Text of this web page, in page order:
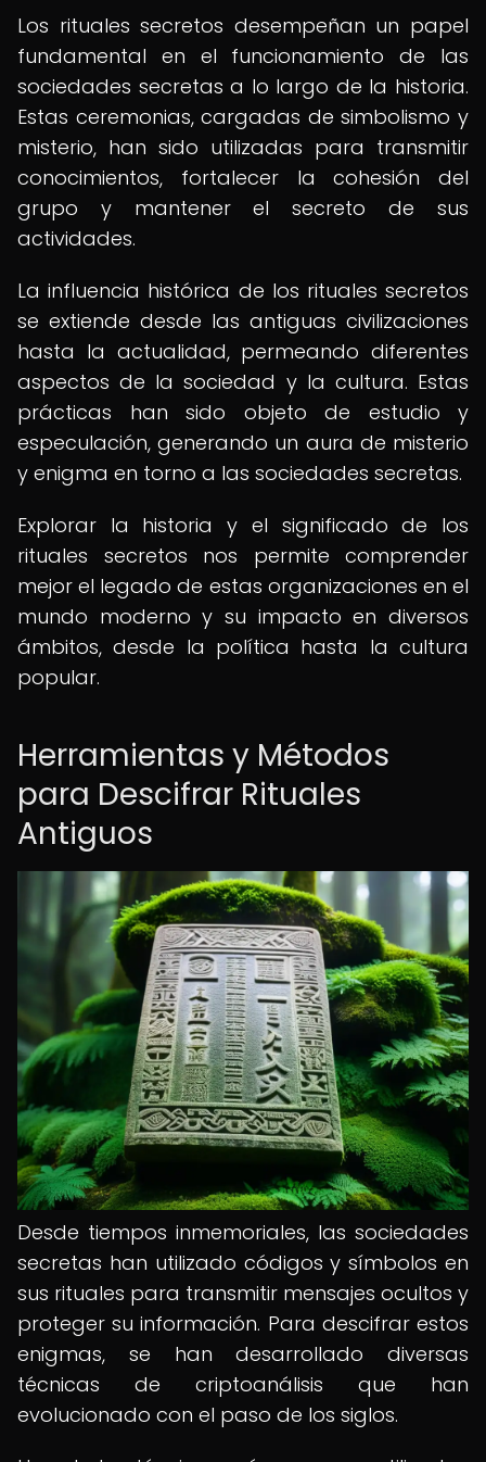
Los rituales secretos desempeñan un papel
fundamental en el funcionamiento de las
sociedades secretas a lo largo de la historia.
Estas ceremonias, cargadas de simbolismo y
misterio, han sido utilizadas para transmitir
conocimientos, fortalecer la cohesión del
grupo y mantener el secreto de sus
actividades.
La influencia histórica de los rituales secretos
se extiende desde las antiguas civilizaciones
hasta la actualidad, permeando diferentes
aspectos de la sociedad y la cultura. Estas
prácticas han sido objeto de estudio y
especulación, generando un aura de misterio
y enigma en torno a las sociedades secretas.
Explorar la historia y el significado de los
rituales secretos nos permite comprender
mejor el legado de estas organizaciones en el
mundo moderno y su impacto en diversos
ámbitos, desde la política hasta la cultura
popular.
Herramientas y Métodos
para Descifrar Rituales
Antiguos
Desde tiempos inmemoriales, las sociedades
secretas han utilizado códigos y símbolos en
sus rituales para transmitir mensajes ocultos y
proteger su información. Para descifrar estos
enigmas, se han desarrollado diversas
técnicas de criptoanálisis que han
evolucionado con el paso de los siglos.